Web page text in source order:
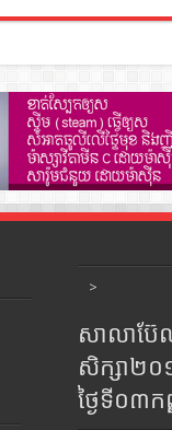
>
សាលាប៊ែ
សិក្សា២
ថ្ងៃទី០៣